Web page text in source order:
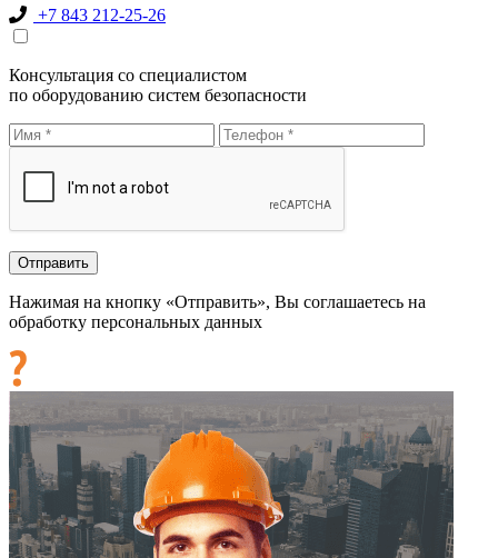
+7 843 212-25-26
Консультация со специалистом
по оборудованию систем безопасности
Нажимая на кнопку «Отправить», Вы соглашаетесь на
обработку персональных данных